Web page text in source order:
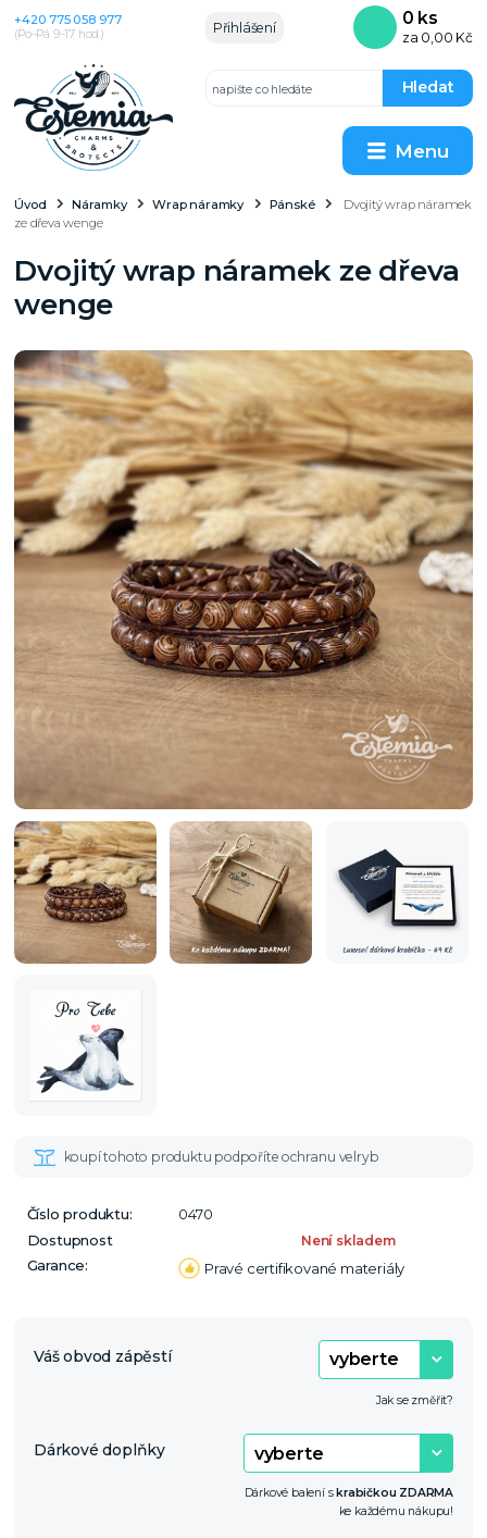
Menu
Přihlášení
Hledat
+420 775 058 977
(Po–Pá 9–17 hod.)
0 ks
za 0,00 Kč
Úvod Náramky Wrap náramky Pánské
Dvojitý wrap náramek
ze dřeva wenge
Dvojitý wrap náramek ze dřeva
wenge
Číslo produktu:
0470
Dostupnost
Není skladem
Garance: Pravé certifikované materiály
Váš obvod zápěstí
Jak se změřit?
Dárkové doplňky
Dárkové balení skrabičkou ZDARMA
ke každému nákupu!